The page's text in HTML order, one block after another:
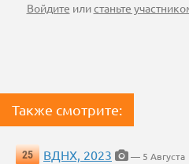
Войдите илистаньте
Также смотрите:
25 ВДНХ, 2023
— 5 Августа